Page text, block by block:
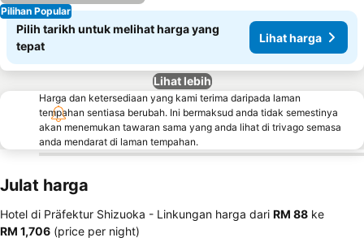
Pilihan Popular
Pilih tarikh untuk melihat harga yang
tepat
Lihat harga
Lihat lebih
Harga dan ketersediaan yang kami terima daripada laman
tempahan sentiasa berubah. Ini bermaksud anda tidak semestinya
akan menemukan tawaran sama yang anda lihat di trivago semasa
anda mendarat di laman tempahan.
Julat harga
Hotel di Präfektur Shizuoka - Linkungan harga dari ‎RM 88 ke
‎RM 1,706 (price per night)